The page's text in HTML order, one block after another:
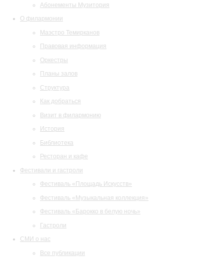
Абонементы Музитория
О филармонии
Маэстро Темирканов
Правовая информация
Оркестры
Планы залов
Структура
Как добраться
Визит в филармонию
История
Библиотека
Ресторан и кафе
Фестивали и гастроли
Фестиваль «Площадь Искусств»
Фестиваль «Музыкальная коллекция»
Фестиваль «Барокко в белую ночь»
Гастроли
СМИ о нас
Все публикации